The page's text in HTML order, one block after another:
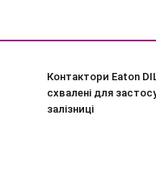
Контактори Eaton
схвалені для
залізниці